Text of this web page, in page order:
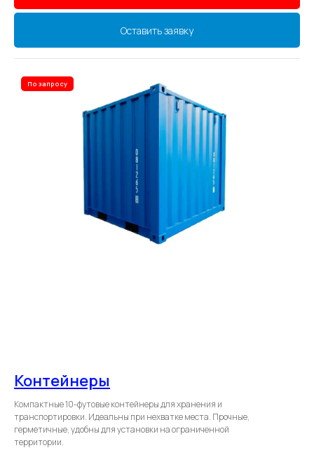
Оставить заявку
По запросу
Контейнеры
Компактные 10-футовые контейнеры для хранения и
транспортировки. Идеальны при нехватке места. Прочные,
герметичные, удобны для установки на ограниченной
территории.